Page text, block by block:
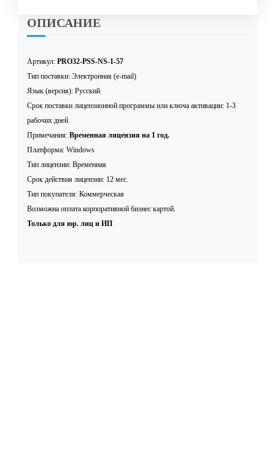
ОПИСАНИЕ
Артикул: PRO32-PSS-NS-1-57
Тип поставки: Электронная (e-mail)
Язык (версия): Русский
Срок поставки лицензионной программы или ключа активации: 1-3
рабочих дней
Примечания: Временная лицензия на 1 год.
Платформа: Windows
Тип лицензии: Временная
Срок действия лицензии: 12 мес.
Тип покупателя: Коммерческая
Возможна оплата корпоративной бизнес картой.
Только для юр. лиц и ИП